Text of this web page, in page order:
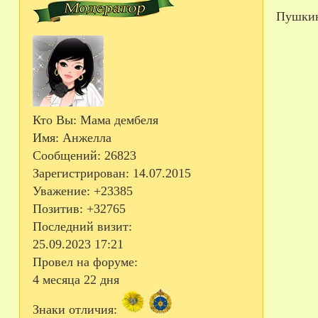
Кто Вы: Мама дембеля
Имя: Анжелла
Сообщений: 26823
Зарегистрирован: 14.07.2015
Уважение: +23385
Позитив: +32765
Последний визит:
25.09.2023 17:21
Провел на форуме:
4 месяца 22 дня
Знаки отличия: